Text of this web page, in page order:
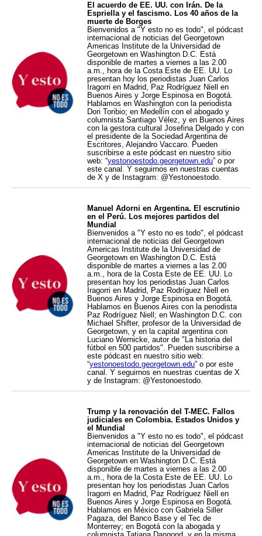
El acuerdo de EE. UU. con Irán. De la
Espriella y el fascismo. Los 40 años de la
muerte de Borges
Bienvenidos a "Y esto no es todo", el pódcast
internacional de noticias del Georgetown
Americas Institute de la Universidad de
Georgetown en Washington D.C. Está
disponible de martes a viernes a las 2.00
a.m., hora de la Costa Este de EE. UU. Lo
presentan hoy los periodistas Juan Carlos
Iragorri en Madrid, Paz Rodríguez Niell en
Buenos Aires y Jorge Espinosa en Bogotá.
Hablamos en Washington con la periodista
Dori Toribio; en Medellín con el abogado y
columnista Santiago Vélez, y en Buenos Aires
con la gestora cultural Josefina Delgado y con
el presidente de la Sociedad Argentina de
Escritores, Alejandro Vaccaro. Pueden
suscribirse a este pódcast en nuestro sitio
web: “yestonoestodo.georgetown.edu” o por
este canal. Y seguirnos en nuestras cuentas
de X y de Instagram: @Yestonoestodo.
Manuel Adorni en Argentina. El escrutinio
en el Perú. Los mejores partidos del
Mundial
Bienvenidos a "Y esto no es todo", el pódcast
internacional de noticias del Georgetown
Americas Institute de la Universidad de
Georgetown en Washington D.C. Está
disponible de martes a viernes a las 2.00
a.m., hora de la Costa Este de EE. UU. Lo
presentan hoy los periodistas Juan Carlos
Iragorri en Madrid, Paz Rodríguez Niell en
Buenos Aires y Jorge Espinosa en Bogotá.
Hablamos en Buenos Aires con la periodista
Paz Rodríguez Niell; en Washington D.C. con
Michael Shifter, profesor de la Universidad de
Georgetown, y en la capital argentina con
Luciano Wernicke, autor de "La historia del
fútbol en 500 partidos". Pueden suscribirse a
este pódcast en nuestro sitio web:
“yestonoestodo.georgetown.edu” o por este
canal. Y seguirnos en nuestras cuentas de X
y de Instagram: @Yestonoestodo.
Trump y la renovación del T-MEC. Fallos
judiciales en Colombia. Estados Unidos y
el Mundial
Bienvenidos a "Y esto no es todo", el pódcast
internacional de noticias del Georgetown
Americas Institute de la Universidad de
Georgetown en Washington D.C. Está
disponible de martes a viernes a las 2.00
a.m., hora de la Costa Este de EE. UU. Lo
presentan hoy los periodistas Juan Carlos
Iragorri en Madrid, Paz Rodríguez Niell en
Buenos Aires y Jorge Espinosa en Bogotá.
Hablamos en México con Gabriela Siller
Pagaza, del Banco Base y el Tec de
Monterrey; en Bogotá con la abogada y